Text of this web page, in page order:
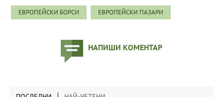
ЕВРОПЕЙСКИ БОРСИ ЕВРОПЕЙСКИ ПАЗАРИ
НАПИШИ КОМЕНТАР